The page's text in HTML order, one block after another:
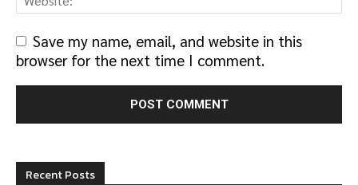
Save my name, email, and website in this
browser for the next time I comment.
Recent Posts